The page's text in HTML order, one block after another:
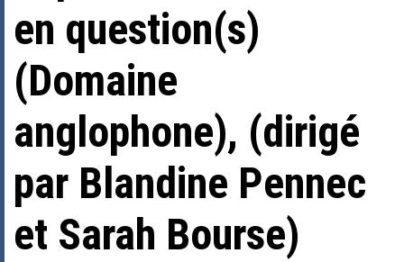
en question(s)
(Domaine
anglophone), (dirigé
par Blandine Pennec
et Sarah Bourse)